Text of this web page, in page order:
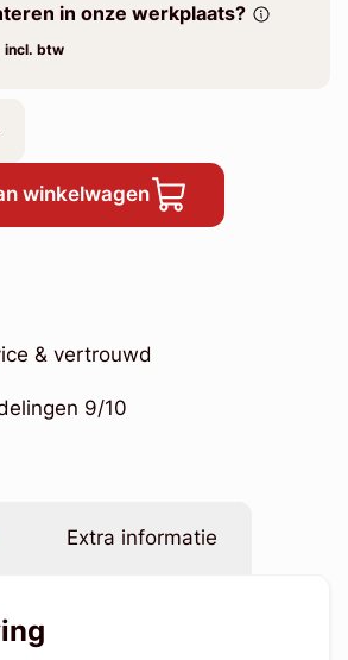
in onze werkplaats?
incl. btw
winkelwagen
& vertrouwd
9/10
Extra informatie